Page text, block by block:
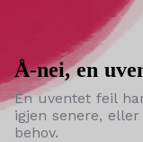
Å-nei, en
En uventet feil
igjen senere,
behov.